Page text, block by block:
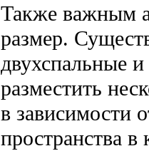
Также важным
размер.
двухспальные
разместить
в зависимости
пространства в